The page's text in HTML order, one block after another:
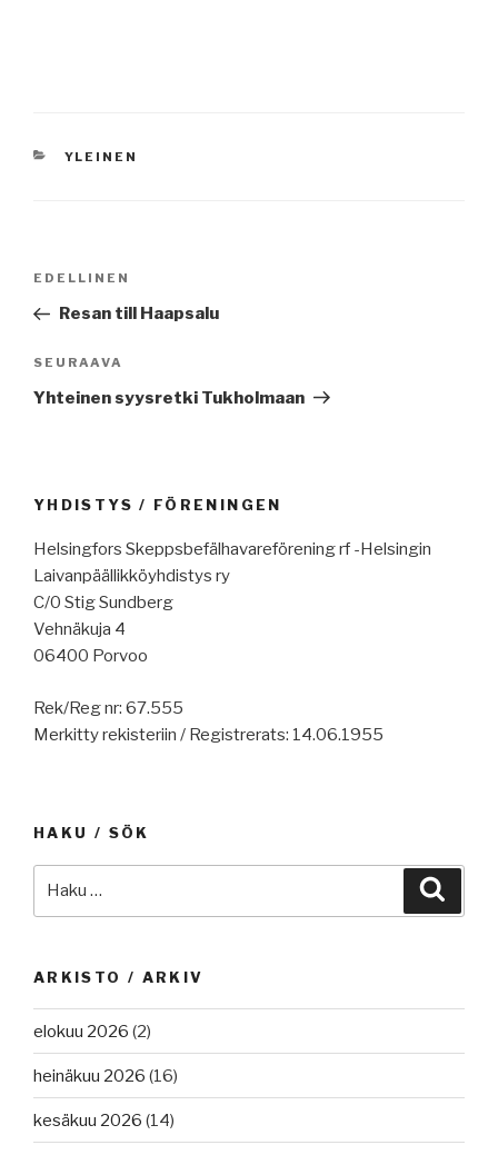
KATEGORIAT
YLEINEN
Edellinen
artikkeli
EDELLINEN
Resan till Haapsalu
Seuraava
artikkeli
SEURAAVA
Yhteinen syysretki Tukholmaan
YHDISTYS / FÖRENINGEN
Helsingfors Skeppsbefälhavareförening rf -Helsingin
Laivanpäällikköyhdistys ry
C/0 Stig Sundberg
Vehnäkuja 4
06400 Porvoo
Rek/Reg nr: 67.555
Merkitty rekisteriin / Registrerats: 14.06.1955
HAKU / SÖK
ARKISTO / ARKIV
elokuu 2026 (2)
heinäkuu 2026 (16)
kesäkuu 2026 (14)